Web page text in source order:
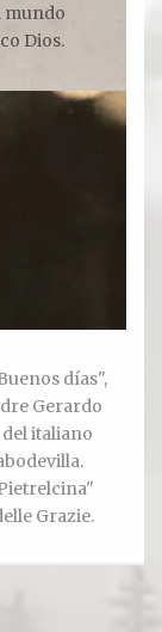
mundo
Dios.
días",
Gerardo
italiano
Grazie.